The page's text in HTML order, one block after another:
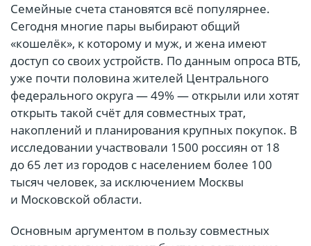
Семейные счета становятся всё популярнее.
Сегодня многие пары выбирают общий
«кошелёк», к которому и муж, и жена имеют
доступ со своих устройств. По данным опроса ВТБ,
уже почти половина жителей Центрального
федерального округа — 49% — открыли или хотят
открыть такой счёт для совместных трат,
накоплений и планирования крупных покупок. В
исследовании участвовали 1500 россиян от 18
до 65 лет из городов с населением более 100
тысяч человек, за исключением Москвы
и Московской области.
Основным аргументом в пользу совместных